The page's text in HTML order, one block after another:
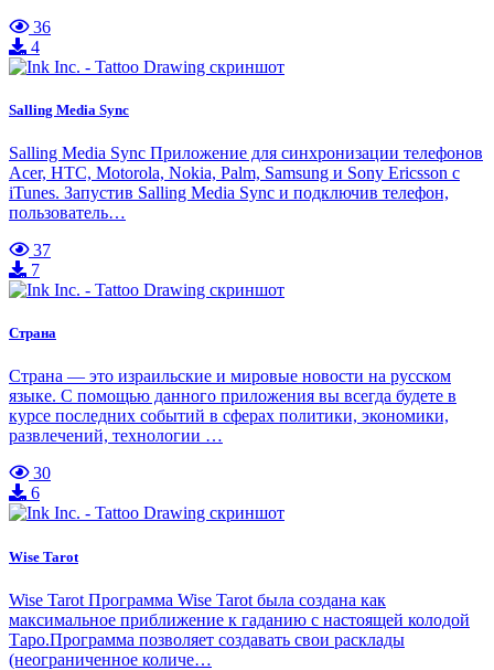
36
4
Salling Media Sync
Salling Media Sync Приложение для синхронизации телефонов
Acer, HTC, Motorola, Nokia, Palm, Samsung и Sony Ericsson с
iTunes. Запустив Salling Media Sync и подключив телефон,
пользователь…
37
7
Страна
Страна — это израильские и мировые новости на русском
языке. С помощью данного приложения вы всегда будете в
курсе последних событий в сферах политики, экономики,
развлечений, технологии …
30
6
Wise Tarot
Wise Tarot Программа Wise Tarot была создана как
максимальное приближение к гаданию с настоящей колодой
Таро.Программа позволяет создавать свои расклады
(неограниченное количе…